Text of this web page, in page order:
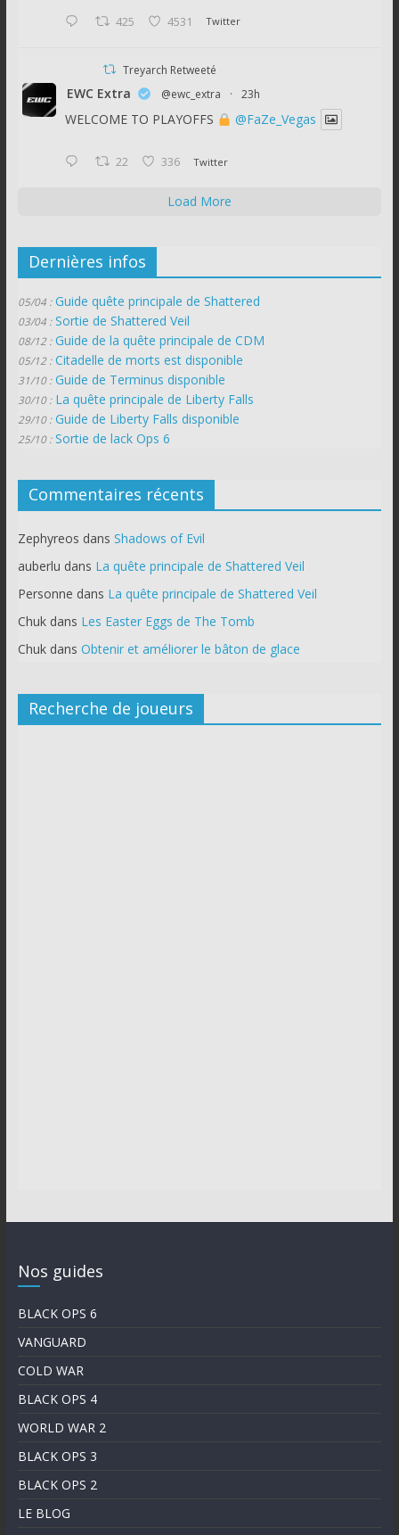
425 4531 Twitter
Treyarch Retweeté
EWC Extra @ewc_extra · 23h
WELCOME TO PLAYOFFS @FaZe_Vegas
22 336 Twitter
Load More
Dernières infos
05/04 : Guide quête principale de Shattered
03/04 : Sortie de Shattered Veil
08/12 : Guide de la quête principale de CDM
05/12 : Citadelle de morts est disponible
31/10 : Guide de Terminus disponible
30/10 : La quête principale de Liberty Falls
29/10 : Guide de Liberty Falls disponible
25/10 : Sortie de lack Ops 6
Commentaires récents
Zephyreos dans Shadows of Evil
auberlu dans La quête principale de Shattered Veil
Personne dans La quête principale de Shattered Veil
Chukdans Les Easter Eggs de The Tomb
Chukdans Obtenir et améliorer le bâton de glace
Recherche de joueurs
Nos guides
BLACK OPS 6
VANGUARD
COLD WAR
BLACK OPS 4
WORLD WAR 2
BLACK OPS 3
BLACK OPS 2
LE BLOG